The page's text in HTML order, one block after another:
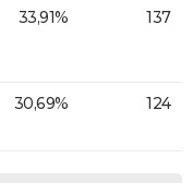
33,91% 137
30,69% 124